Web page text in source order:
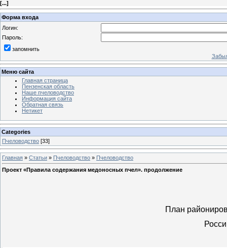
[...]
Форма входа
Логин:
Пароль:
запомнить
Меню сайта
Главная страница
Пензенская область
Наше пчеловодство
Информация сайта
Обратная связь
Нетикет
Categories
Пчеловодство [33]
Главная » Статьи » Пчеловодство » Пчеловодство
Проект «Правила содержания медоносных пчел». продолжение
План